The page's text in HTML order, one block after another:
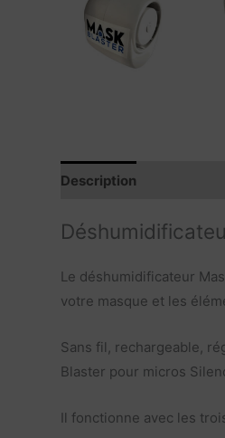
Description
Le déshumidificateur
votre masque et les
Sans fil, rechargeable,
Blaster pour micros
Il fonctionne avec les